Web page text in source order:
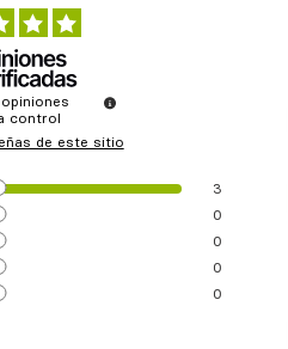
opiniones
control
de este sitio
3
0
0
0
0